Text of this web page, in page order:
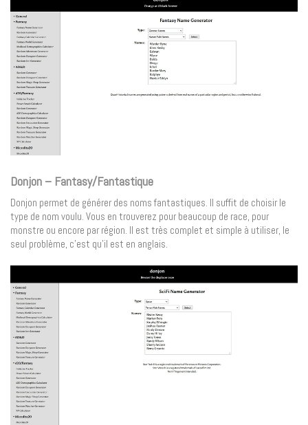
Donjon – Fantasy/Fantastique
Donjon permet de générer des noms fantastiques. Il suffit de choisir le
type de nom voulu. Vous en trouverez pour beaucoup de race, pour
monstre ou encore par région. Il est très complet et simple à utiliser, le
seul problème, c’est qu’il est en anglais.